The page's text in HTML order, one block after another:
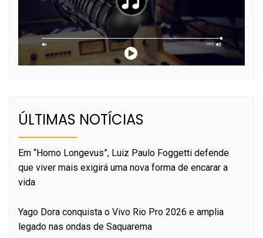
ÚLTIMAS NOTÍCIAS
Em “Homo Longevus”, Luiz Paulo Foggetti defende
que viver mais exigirá uma nova forma de encarar a
vida
Yago Dora conquista o Vivo Rio Pro 2026 e amplia
legado nas ondas de Saquarema